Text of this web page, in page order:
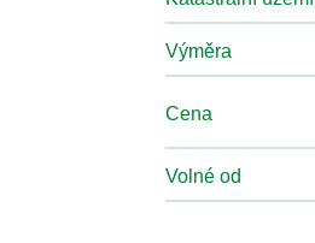
Výměra
Cena
Volné od